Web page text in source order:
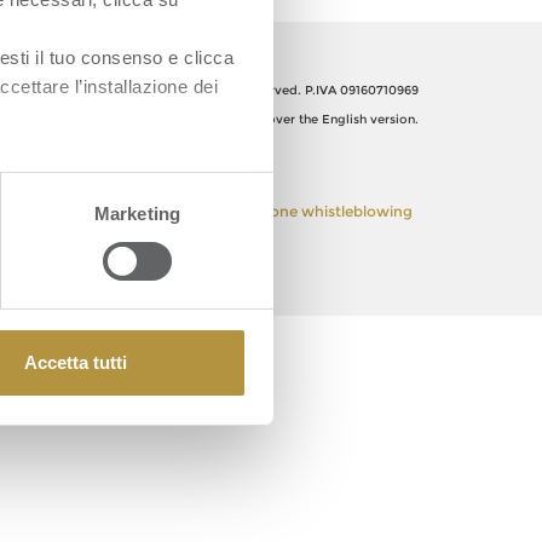
il tuo consenso e clicca
l’installazione dei
Marketing
Accetta tutti
Orsero SpA, Italy. All Rights reserved. P.IVA 09160710969
The Italian text shall prevail over the English version.
Privacy Policy Segnalazione whistleblowing